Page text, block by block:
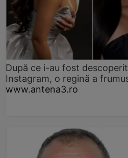
După ce i-au fost
Instagram, o regină a
www.antena3.ro